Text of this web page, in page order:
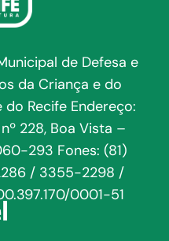
de Defesa e
da Criança e do
Recife Endereço:
228, Boa Vista –
293 Fones: (81)
/ 3355-2298 /
0001-51